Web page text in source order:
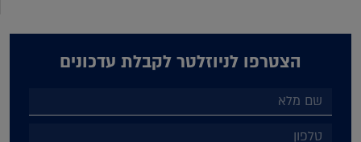
הצטרפו לניוזלטר לקבלת עדכונים